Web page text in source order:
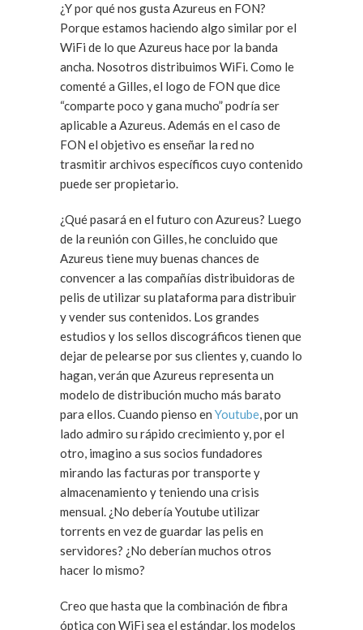
¿Y por qué nos gusta Azureus en FON?
Porque estamos haciendo algo similar por el
WiFi de lo que Azureus hace por la banda
ancha. Nosotros distribuimos WiFi. Como le
comenté a Gilles, el logo de FON que dice
“comparte poco y gana mucho” podría ser
aplicable a Azureus. Además en el caso de
FON el objetivo es enseñar la red no
trasmitir archivos específicos cuyo contenido
puede ser propietario.
¿Qué pasará en el futuro con Azureus? Luego
de la reunión con Gilles, he concluido que
Azureus tiene muy buenas chances de
convencer a las compañías distribuidoras de
pelis de utilizar su plataforma para distribuir
y vender sus contenidos. Los grandes
estudios y los sellos discográficos tienen que
dejar de pelearse por sus clientes y, cuando lo
hagan, verán que Azureus representa un
modelo de distribución mucho más barato
para ellos. Cuando pienso en Youtube, por un
lado admiro su rápido crecimiento y, por el
otro, imagino a sus socios fundadores
mirando las facturas por transporte y
almacenamiento y teniendo una crisis
mensual. ¿No debería Youtube utilizar
torrents en vez de guardar las pelis en
servidores? ¿No deberían muchos otros
hacer lo mismo?
Creo que hasta que la combinación de fibra
óptica con WiFi sea el estándar, los modelos